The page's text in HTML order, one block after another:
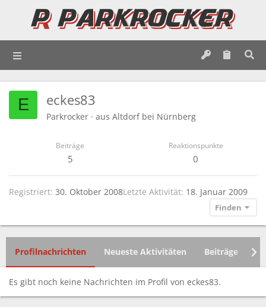
E eckes83
Parkrocker · aus Altdorf bei Nürnberg
Beiträge
5
Reaktionspunkte
0
Registriert 30. Oktober 2008Letzte Aktivität 18. Januar 2009
Finden
Profilnachrichten Neueste Aktivitäten Beiträge
Es gibt noch keine Nachrichten im Profil von eckes83.